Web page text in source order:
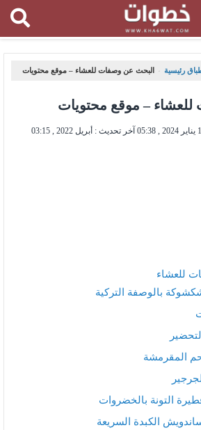
رئيسية ، البحث عن وصفات للعشاء – موقع محتويات
– موقع محتويات
آخر تحديث : أبريل 2022 , 03:15
للعشاء
بالوصفة التركية
المقرمشة
التونة بالخضروات
الكبدة السريعة